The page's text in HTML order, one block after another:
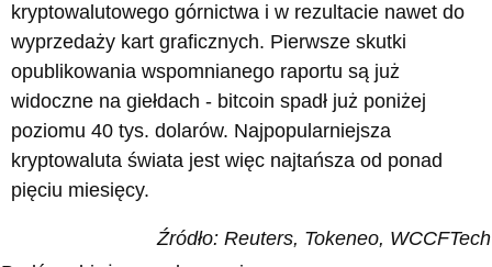
kryptowalutowego górnictwa i w rezultacie nawet do
wyprzedaży kart graficznych. Pierwsze skutki
opublikowania wspomnianego raportu są już
widoczne na giełdach - bitcoin spadł już poniżej
poziomu 40 tys. dolarów. Najpopularniejsza
kryptowaluta świata jest więc najtańsza od ponad
pięciu miesięcy.
Źródło: Reuters, Tokeneo, WCCFTech